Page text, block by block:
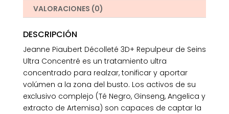
VALORACIONES (0)
DESCRIPCIÓN
Jeanne Piaubert Décolleté 3D+ Repulpeur de Seins
Ultra Concentré es un tratamiento ultra
concentrado para realzar, tonificar y aportar
volúmen a la zona del busto. Los activos de su
exclusivo complejo (Té Negro, Ginseng, Angelica y
extracto de Artemisa) son capaces de captar la